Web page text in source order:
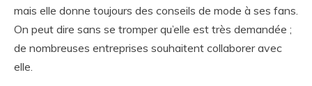
mais elle donne toujours des conseils de mode à ses fans.
On peut dire sans se tromper qu’elle est très demandée ;
de nombreuses entreprises souhaitent collaborer avec
elle.